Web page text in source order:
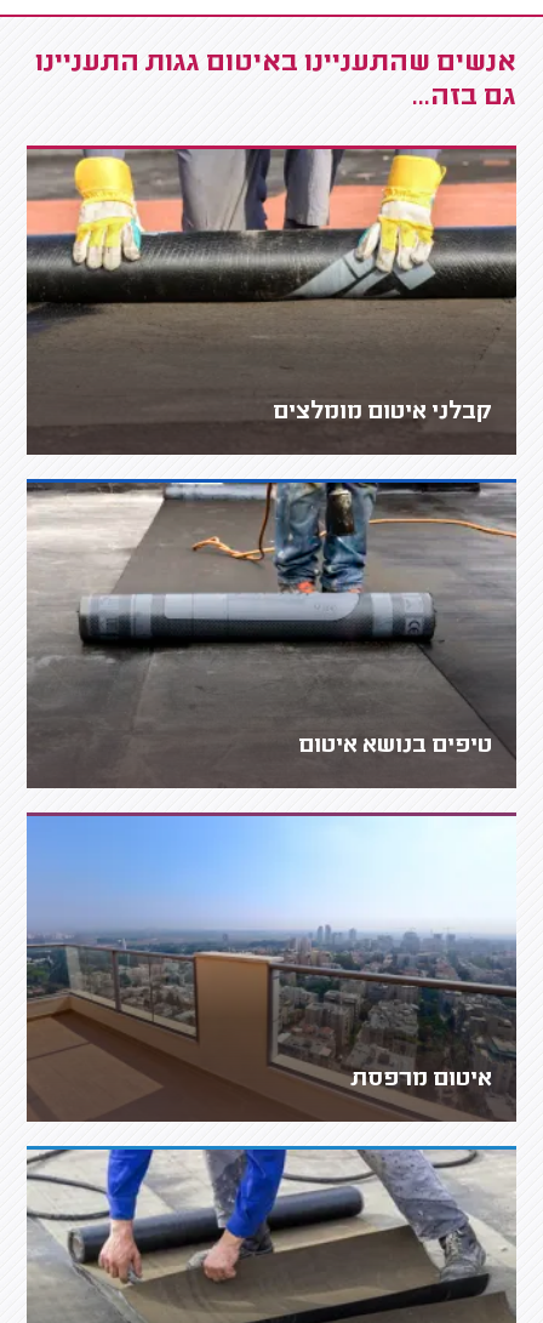
אנשים שהתעניינו באיטום גגות התעניינו
גם בזה...
קבלני איטום מומלצים
טיפים בנושא איטום
איטום מרפסת